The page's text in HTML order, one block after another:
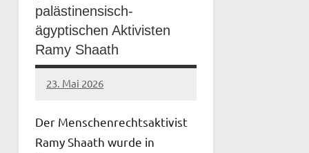
palästinensisch-
ägyptischen Aktivisten
Ramy Shaath
23. Mai 2026
network
Der Menschenrechtsaktivist
Ramy Shaath wurde in